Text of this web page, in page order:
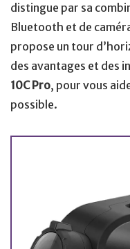
distingue par sa
Bluetooth et de
propose un tour
des avantages et des
10C Pro, pour vous
possible.